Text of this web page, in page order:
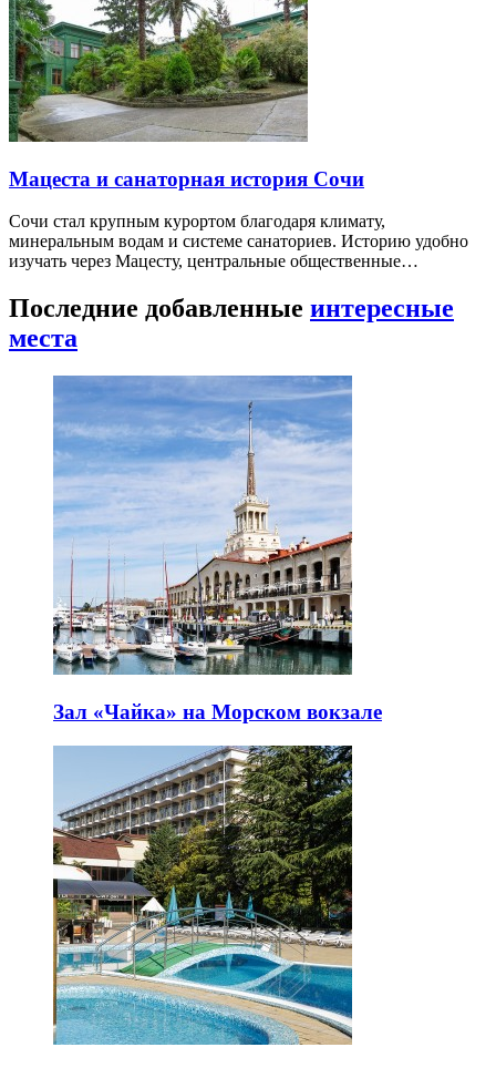
Мацеста и санаторная история Сочи
Сочи стал крупным курортом благодаря климату,
минеральным водам и системе санаториев. Историю удобно
изучать через Мацесту, центральные общественные…
Последние добавленные интересные
места
Зал «Чайка» на Морском вокзале